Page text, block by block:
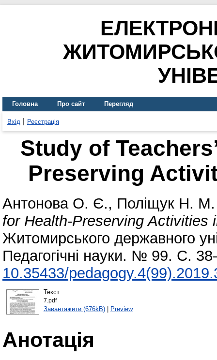
Головна Про сайт Перегляд
Вхід Реєстрація
Study of
Preserving
Антонова О. Є., Поліщук Н. М.
for Health-Preserving Activities
Житомирського державного
Педагогічні науки. № 99. С.
10.35433/
Текст
7.pdf
Завантажити (676kB)| Preview
Анотація